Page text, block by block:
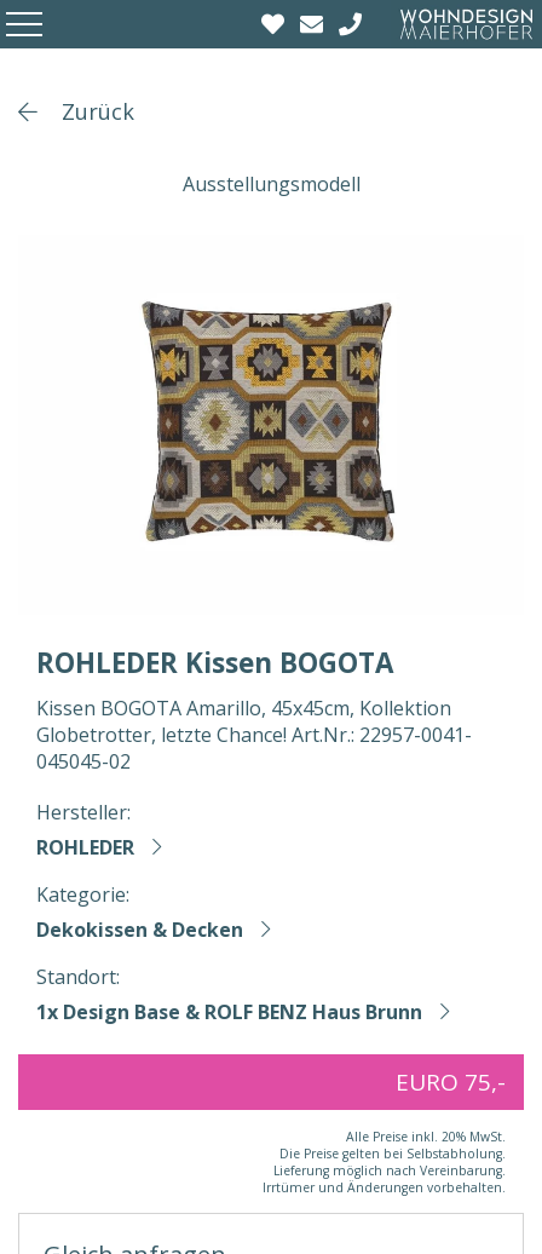
Zurück
Ausstellungsmodell
ROHLEDER Kissen BOGOTA
Kissen BOGOTA Amarillo, 45x45cm, Kollektion
Globetrotter, letzte Chance! Art.Nr.: 22957-0041-
045045-02
Hersteller:
ROHLEDER
Kategorie:
Dekokissen & Decken
Standort:
1x Design Base & ROLF BENZ Haus Brunn
EURO 75,-
Alle Preise inkl. 20% MwSt.
Die Preise gelten bei Selbstabholung.
Lieferung möglich nach Vereinbarung.
Irrtümer und Änderungen vorbehalten.